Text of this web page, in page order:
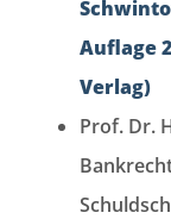
Auflage
Verlag)
Prof. Dr.